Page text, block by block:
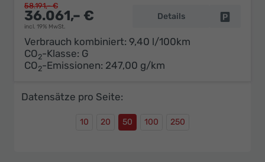
36.061,– €
incl. 19% MwSt.
58.191,– €
Details
Verbrauch kombiniert: 9,40 l/100km
CO2-Klasse: G
CO2-Emissionen: 247,00 g/km
Datensätze pro Seite:
10 20 50 100 250